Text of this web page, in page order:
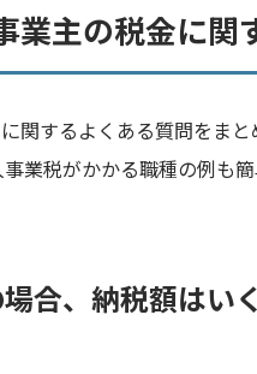
業主の税金に関
関するよくある質問をま
業税がかかる職種の例も
合、納税額はい